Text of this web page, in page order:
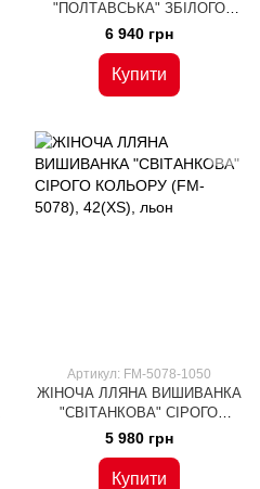
"ПОЛТАВСЬКА" ЗБІЛОГО
КОЛЬОРУ (FM-5085), 42(XS),
6 940 грн
Купити
Артикул: FM-5078-1050
ЖІНОЧА ЛЛЯНА ВИШИВАНКА
"СВІТАНКОВА" СІРОГО
КОЛЬОРУ (FM-5078), 42(XS),
5 980 грн
Купити